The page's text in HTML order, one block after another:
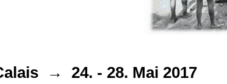
→ 24. - 28. Mai 2017